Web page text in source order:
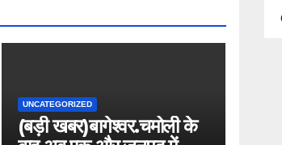
UNCATEGORIZED
(बड़ी खबर)बागेश्वर.चमोली के